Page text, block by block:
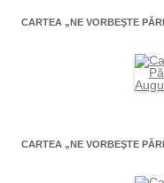
CARTEA „NE VORBEŞTE
CARTEA „NE VORBEŞTE